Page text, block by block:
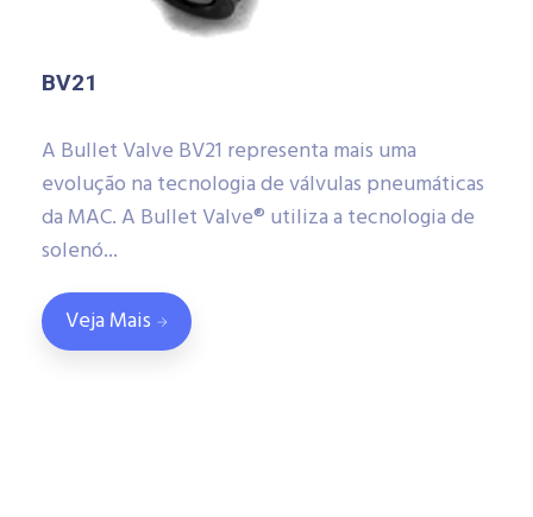
BV21
A Bullet Valve BV21 representa mais uma
evolução na tecnologia de válvulas pneumáticas
da MAC. A Bullet Valve® utiliza a tecnologia de
solenó...
Veja Mais